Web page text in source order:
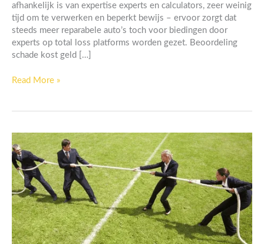
afhankelijk is van expertise experts en calculators, zeer weinig
tijd om te verwerken en beperkt bewijs – ervoor zorgt dat
steeds meer reparabele auto’s toch voor biedingen door
experts op total loss platforms worden gezet. Beoordeling
schade kost geld […]
is
nog
nooit
zo
cruciaal
Read More »